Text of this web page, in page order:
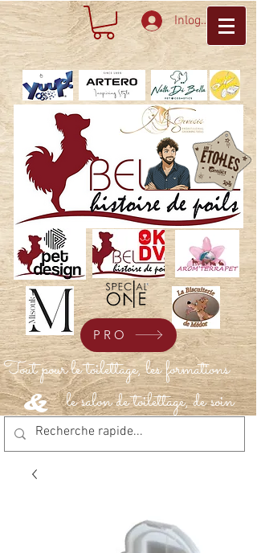
Inloggen
Tout pour le toilettage, les formations
le salon de toilettage, de soin
&
PRO